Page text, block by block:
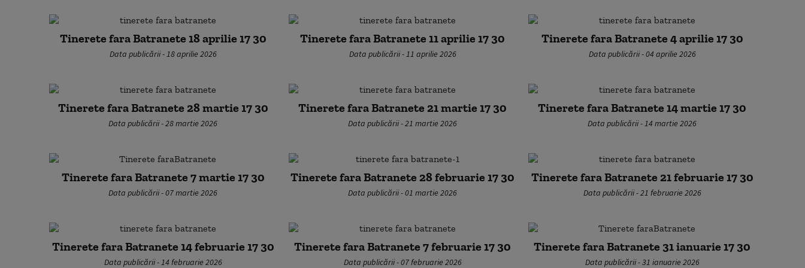
Tinerete fara Batranete 18 aprilie 17 30
Data publicării - 18 aprilie 2026
Tinerete fara Batranete 11 aprilie 17 30
Data publicării - 11 aprilie 2026
Tinerete fara Batranete 4 aprilie 17 30
Data publicării - 04 aprilie 2026
Tinerete fara Batranete 28 martie 17 30
Data publicării - 28 martie 2026
Tinerete fara Batranete 21 martie 17 30
Data publicării - 21 martie 2026
Tinerete fara Batranete 14 martie 17 30
Data publicării - 14 martie 2026
Tinerete fara Batranete 7 martie 17 30
Data publicării - 07 martie 2026
Tinerete fara Batranete 28 februarie 17 30
Data publicării - 01 martie 2026
Tinerete fara Batranete 21 februarie 17 30
Data publicării - 21 februarie 2026
Tinerete fara Batranete 14 februarie 17 30
Data publicării - 14 februarie 2026
Tinerete fara Batranete 7 februarie 17 30
Data publicării - 07 februarie 2026
Tinerete fara Batranete 31 ianuarie 17 30
Data publicării - 31 ianuarie 2026